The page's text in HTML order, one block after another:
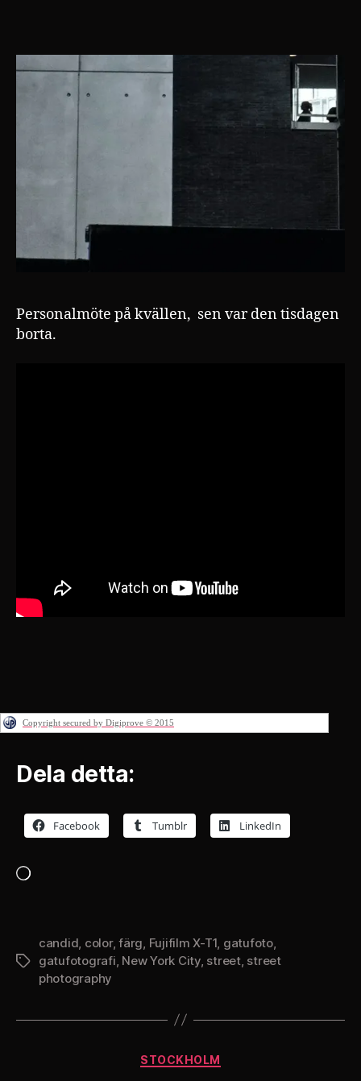
Personalmöte på kvällen, sen var den tisdagen
borta.
Copyright secured by Digiprove © 2015
Dela detta:
Facebook Tumblr LinkedIn
Etiketter
candid, color,färg, Fujifilm X-T1, gatufoto,
gatufotografi, New York City, street, street
photography
Kategorier
STOCKHOLM